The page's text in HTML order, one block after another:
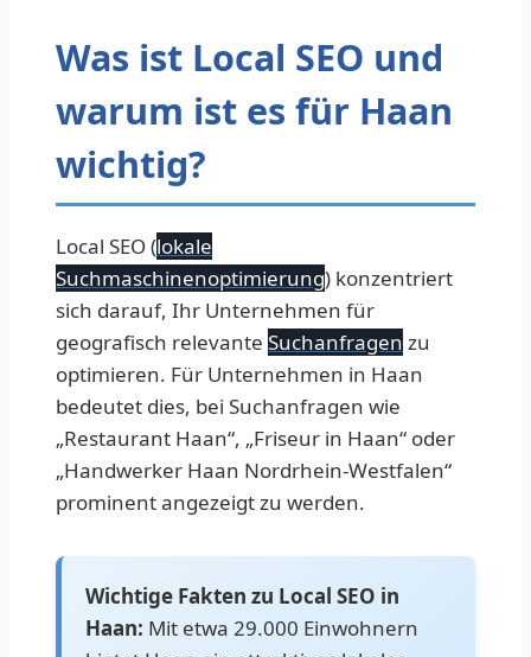
Was ist Local SEO und
warum ist es für Haan
wichtig?
Local SEO (lokale
Suchmaschinenoptimierung) konzentriert
sich darauf, Ihr Unternehmen für
geografisch relevante Suchanfragen zu
optimieren. Für Unternehmen in Haan
bedeutet dies, bei Suchanfragen wie
„Restaurant Haan“, „Friseur in Haan“ oder
„Handwerker Haan Nordrhein-Westfalen“
prominent angezeigt zu werden.
Wichtige Fakten zu Local SEO in
Haan: Mit etwa 29.000 Einwohnern